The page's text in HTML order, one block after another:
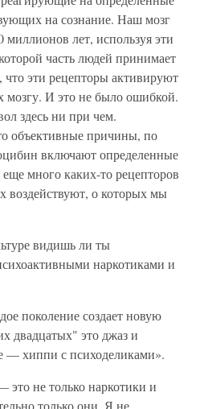
на сознание. Наш мозг
миллионов лет, используя эти
часть людей принимает
что эти рецепторы активируют
мозгу. И это не было ошибкой.
здесь ни при чем.
объективные причины, по
включают определенные
много каких-то рецепторов
воздействуют, о которых мы
видишь ли ты
наркотиками и
поколение создает новую
двадцатых" это джаз и
— хиппи с психоделиками».
это не только наркотики и
только они. Я не